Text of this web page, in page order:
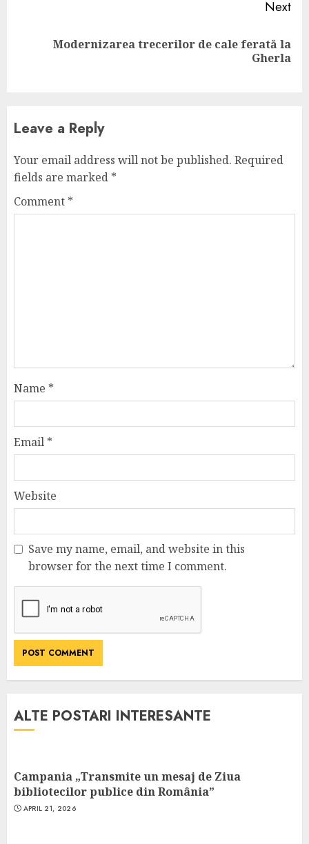
Next
Modernizarea trecerilor de cale ferată la
Gherla
Leave a Reply
Your email address will not be published. Required
fields are marked *
Comment *
Name *
Email *
Website
Save my name, email, and website in this
browser for the next time I comment.
ALTE POSTARI INTERESANTE
Campania „Transmite un mesaj de Ziua
bibliotecilor publice din România”
APRIL 21, 2026